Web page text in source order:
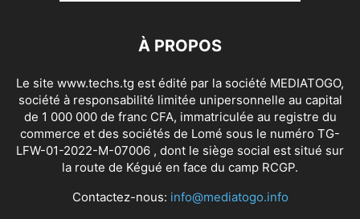
À PROPOS
Le site www.techs.tg est édité par la société MEDIATOGO,
société à responsabilité limitée unipersonnelle au capital
de 1 000 000 de franc CFA, immatriculée au registre du
commerce et des sociétés de Lomé sous le numéro TG-
LFW-01-2022-M-07006 , dont le siège social est situé sur
la route de Kégué en face du camp RCGP.
Contactez-nous: info@mediatogo.info